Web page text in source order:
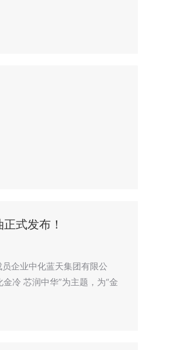
式发布！
企业中化蓝天集团有限公
冷 芯润中华”为主题，为“金